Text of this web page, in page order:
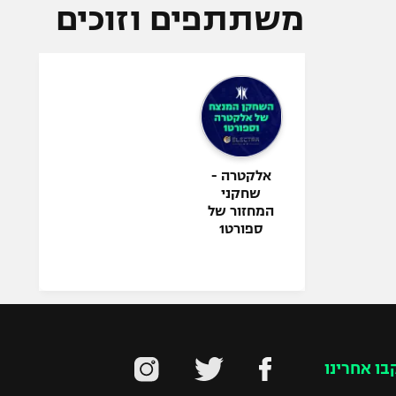
משתתפים וזוכים
אלקטרה -
שחקני
המחזור של
ספורט1
אחרינו